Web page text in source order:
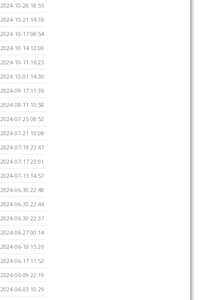
2024-10-28 18:55
2024-10-21 14:18
2024-10-17 08:54
2024-10-14 12:00
2024-10-11 16:23
2024-10-01 14:30
2024-09-17 11:36
2024-08-11 10:58
2024-07-25 08:52
2024-07-21 19:08
2024-07-18 23:47
2024-07-17 23:01
2024-07-13 14:57
2024-06-30 22:48
2024-06-30 22:44
2024-06-30 22:37
2024-06-27 00:14
2024-06-18 15:26
2024-06-17 11:52
2024-06-09 22:19
2024-06-03 10:29